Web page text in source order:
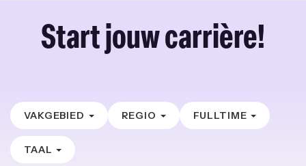
Start jouw carrière!
VAKGEBIED REGIO FULLTIME
TAAL